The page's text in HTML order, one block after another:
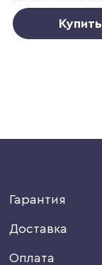
Купить
Гарантия
Доставка
Оплата